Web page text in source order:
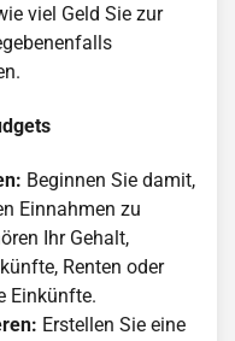
viel Geld Sie zur
Beginnen Sie damit,
Einnahmen zu
Ihr Gehalt,
Renten oder
Einkünfte.
Erstellen Sie eine